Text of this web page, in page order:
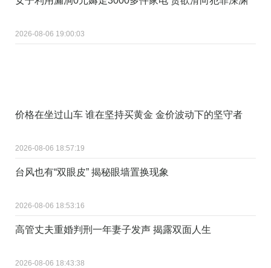
2026-08-06 19:00:03
价格在坐过山车 谁在坚持买黄金 金价波动下的坚守者
2026-08-06 18:57:19
台风也有“双眼皮” 揭秘眼墙置换现象
2026-08-06 18:53:16
高管丈夫重婚判刑一年妻子发声 揭露双面人生
2026-08-06 18:43:38